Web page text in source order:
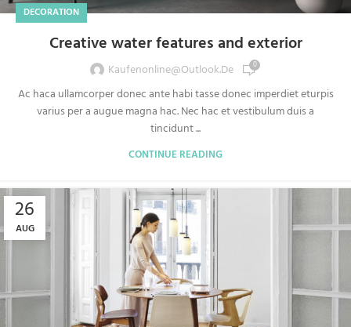
DECORATION
Creative water features and exterior
Kaufenonline@outlook.de 0
Ac haca ullamcorper donec ante habi tasse donec imperdiet eturpis
varius per a augue magna hac. Nec hac et vestibulum duis a
tincidunt ...
CONTINUE READING
26
AUG